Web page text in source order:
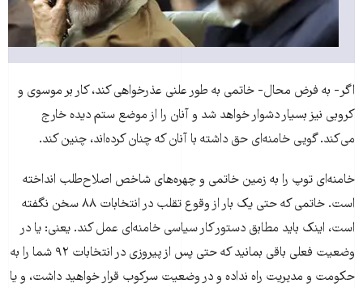
اگر- به فرض محال- خاتمی به طور علنی عذرخواهی کند، کار بر موسوی و
کروبی نیز بسیار دشوار خواهد شد و آنان را از موضع ستم دیده خارج
می‌کند. گویی خامنه‌ای حق داشته با آنان که چنان کرده‌اند، چنین کند.
خامنه‌ای توپ را به زمین خاتمی و چهره‌های شاخص اصلاح‌طلب انداخته
است. خاتمی که حتی یک بار از وقوع تقلب در انتخابات ۸۸ سخن نگفته
است، اینک باید مطابق دستور کار سیاسی خامنه‌ای عمل کند. یعنی: یا در
وضعیت فعلی باقی بمانید که حتی پس از پیروزی در انتخابات ۹۲ شما را به
حکومت و مدیریت راه نداده و در وضعیت سرکوب قرار خواهید داشت، و یا